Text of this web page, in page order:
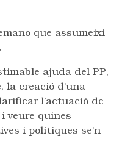
que assumeixi
ajuda del PP,
la creació d’una
l’actuació de
veure quines
i polítiques se’n